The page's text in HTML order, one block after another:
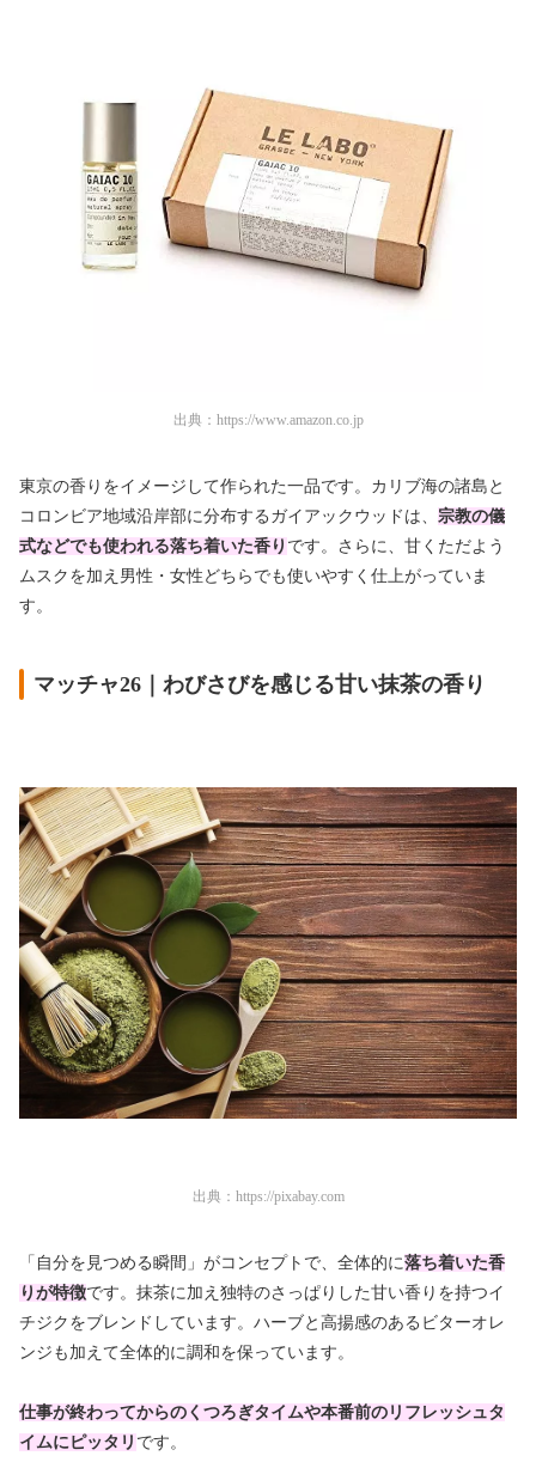
出典： https://www.amazon.co.jp
東京の香りをイメージして作られた一品です。カリブ海の諸島と
コロンビア地域沿岸部に分布するガイアックウッドは、 宗教の儀
式などでも使われる落ち着いた香り です。さらに、甘くただよう
ムスクを加え男性・女性どちらでも使いやすく仕上がっていま
す。
マッチャ26｜わびさびを感じる甘い抹茶の香り
出典： https://pixabay.com
「自分を見つめる瞬間」がコンセプトで、全体的に落ち着いた香
りが特徴です。抹茶に加え独特のさっぱりした甘い香りを持つイ
チジクをブレンドしています。ハーブと高揚感のあるビターオレ
ンジも加えて全体的に調和を保っています。
仕事が終わってからのくつろぎタイムや本番前のリフレッシュタ
イムにピッタリ です。